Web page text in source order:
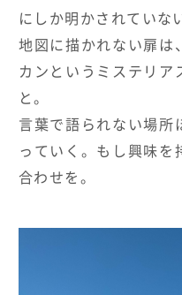
にしか明かされていな
地図に描かれない扉は
カンというミステリア
と。
言葉で語られない場所
っていく。もし興味を
合わせを。